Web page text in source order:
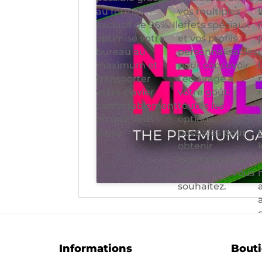
au format
exclusif de 96%. Il
optimise votre
bureau au
maximum et
transporter
votre clavier
confortablement
où que vous
soyez.
vos multiples
effets spéciaux
et vos profils
personnalisables
pour concevoir
l’éclairage à
votre goût:
toutes les
options
possibles pour
obtenir
exactement le
clavier que vous
souhaitez.
Informations